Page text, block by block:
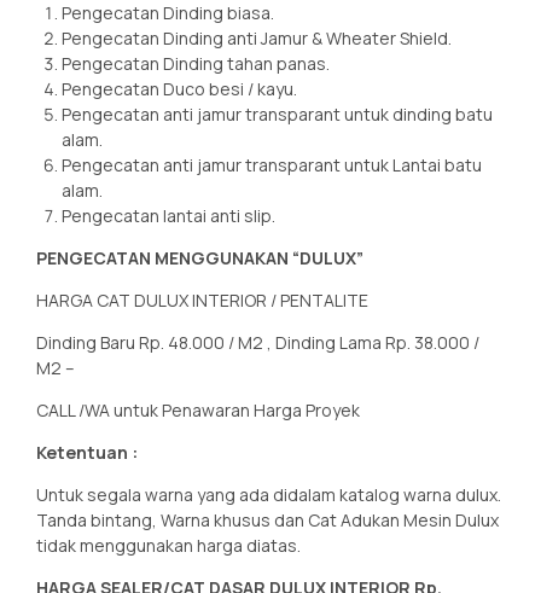
Pengecatan Dinding biasa.
Pengecatan Dinding anti Jamur & Wheater Shield.
Pengecatan Dinding tahan panas.
Pengecatan Duco besi / kayu.
Pengecatan anti jamur transparant untuk dinding batu
alam.
Pengecatan anti jamur transparant untuk Lantai batu
alam.
Pengecatan lantai anti slip.
PENGECATAN MENGGUNAKAN “DULUX”
HARGA CAT DULUX INTERIOR / PENTALITE
Dinding Baru Rp. 48.000 / M2 , Dinding Lama Rp. 38.000 /
M2 –
CALL /WA untuk Penawaran Harga Proyek
Ketentuan :
Untuk segala warna yang ada didalam katalog warna dulux.
Tanda bintang, Warna khusus dan Cat Adukan Mesin Dulux
tidak menggunakan harga diatas.
HARGA SEALER/CAT DASAR DULUX INTERIOR Rp.